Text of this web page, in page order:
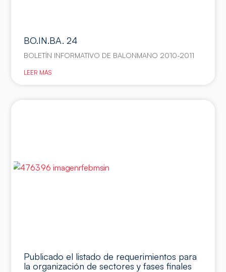
BO.IN.BA. 24
BOLETÍN INFORMATIVO DE BALONMANO 2010-2011
LEER MÁS
Publicado el listado de requerimientos para
la organización de sectores y fases finales